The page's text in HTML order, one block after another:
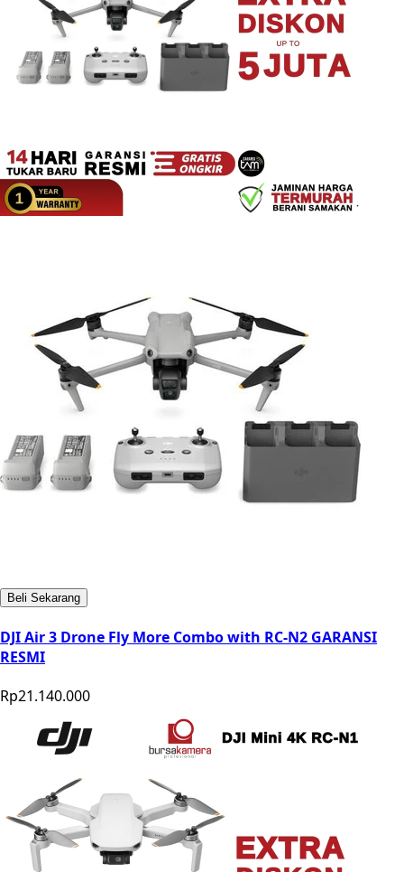
Beli Sekarang
DJI Air 3 Drone Fly More Combo with RC-N2 GARANSI
RESMI
Rp21.140.000